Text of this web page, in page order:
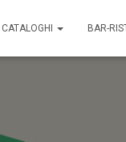
CATALOGHI BAR-